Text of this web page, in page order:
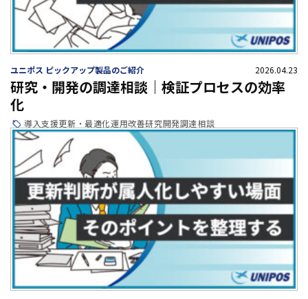
ユニポス ピックアップ製品のご紹介 2026.04.23
研究・開発の調達相談｜検証プロセスの効率
化
導入支援更新・最適化運用改善研究開発調達相談